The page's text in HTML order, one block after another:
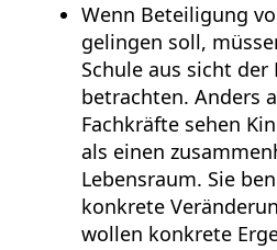
Wenn Beteiligung
gelingen soll,
Schule aus sicht der
betrachten. Anders
Fachkräfte sehen
als einen
Lebensraum. Sie
konkrete
wollen konkrete